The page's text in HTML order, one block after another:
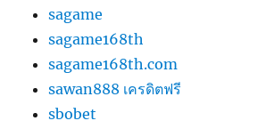
sagame
sagame168th
sagame168th.com
sawan888 เครดิตฟรี
sbobet